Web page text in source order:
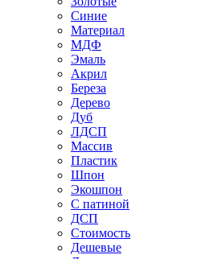
Синие
Материал
МДФ
Эмаль
Акрил
Береза
Дерево
Дуб
ЛДСП
Массив
Пластик
Шпон
Экошпон
С патиной
ДСП
Стоимость
Дешевые